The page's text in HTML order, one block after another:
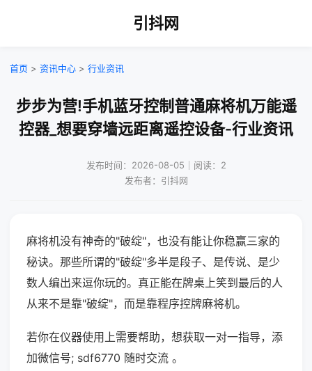
引抖网
首页 > 资讯中心 > 行业资讯
步步为营!手机蓝牙控制普通麻将机万能遥
控器_想要穿墙远距离遥控设备-行业资讯
发布时间：2026-08-05｜阅读：2
发布者：引抖网
麻将机没有神奇的"破绽"，也没有能让你稳赢三家的
秘诀。那些所谓的"破绽"多半是段子、是传说、是少
数人编出来逗你玩的。真正能在牌桌上笑到最后的人
从来不是靠"破绽"，而是靠程序控牌麻将机。
若你在仪器使用上需要帮助，想获取一对一指导，添
加微信号; sdf6770 随时交流 。